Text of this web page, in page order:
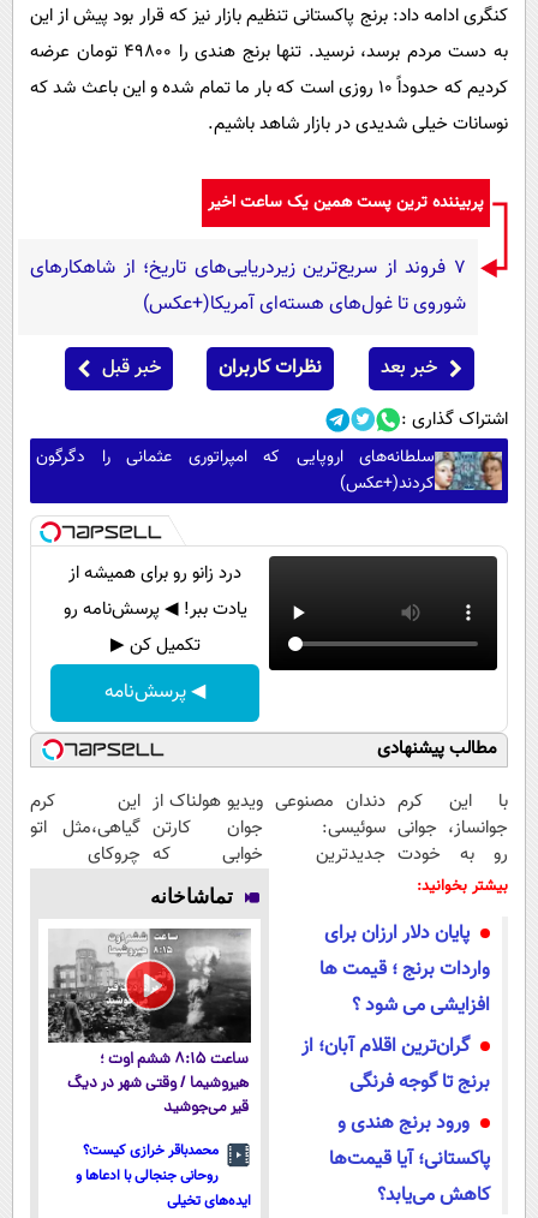
کنگری ادامه داد: برنج پاکستانی تنظیم بازار نیز که قرار بود پیش از این
به دست مردم برسد، نرسید. تنها برنج هندی را ۴۹۸۰۰ تومان عرضه
کردیم که حدوداً ۱۰ روزی است که بار ما تمام شده و این باعث شد که
نوسانات خیلی شدیدی در بازار شاهد باشیم.
پربیننده ترین پست همین یک ساعت اخیر
۷ فروند از سریع‌ترین زیردریایی‌های تاریخ؛ از شاهکارهای
شوروی تا غول‌های هسته‌ای آمریکا(+عکس)
خبر بعد نظرات کاربران خبر قبل
اشتراک گذاری :
سلطانه‌های اروپایی که امپراتوری عثمانی را دگرگون
کردند(+عکس)
درد زانو رو برای همیشه از
یادت ببر! ◀ پرسش‌نامه رو
تکمیل کن ▶
◀ پرسش‌نامه
مطالب پیشنهادی
با این کرم
جوانساز، جوانی
رو به خودت
برگردون(50%
دندان مصنوعی
سوئیسی:
جدیدترین
پرداخت قسطی
ویدیو هولناک از
جوان کارتن
خوابی که
میلیاردر شد.
آموزش رایگان
این کرم
گیاهی،مثل اتو
چروکای
بیشتر بخوانید:
پایان دلار ارزان برای
واردات برنج ؛ قیمت ها
افزایشی می شود ؟
گران‌ترین اقلام آبان؛ از
برنج تا گوجه فرنگی
ورود برنج هندی و
پاکستانی؛ آیا قیمت‌ها
کاهش می‌یابد؟
تماشاخانه
ساعت ۸:۱۵ ششم اوت ؛
هیروشیما / وقتی شهر در دیگ
قیر می‌جوشید
محمدباقر خرازی کیست؟
روحانی جنجالی با ادعاها و
ایده‌های تخیلی